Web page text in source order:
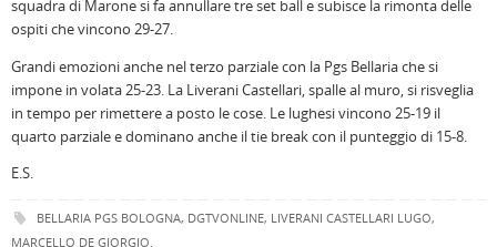
squadra di Marone si fa annullare tre set ball e subisce la rimonta delle
ospiti che vincono 29-27.
Grandi emozioni anche nel terzo parziale con la Pgs Bellaria che si
impone in volata 25-23. La Liverani Castellari, spalle al muro, si risveglia
in tempo per rimettere a posto le cose. Le lughesi vincono 25-19 il
quarto parziale e dominano anche il tie break con il punteggio di 15-8.
E.S.
BELLARIA PGS BOLOGNA, DGTVONLINE, LIVERANI CASTELLARI LUGO,
MARCELLO DE GIORGIO